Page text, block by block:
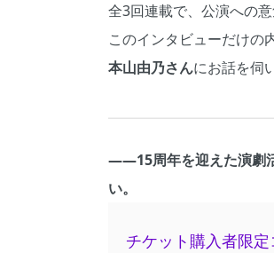
全3回連載で、公演への
このインタビューだけの
本山由乃さんにお話を伺
――15周年を迎えた演劇
い。
チケット購入者限